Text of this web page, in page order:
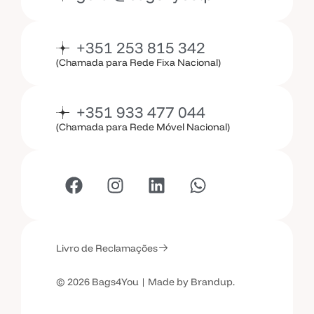
+351 253 815 342
(Chamada para Rede Fixa Nacional)
+351 933 477 044
(Chamada para Rede Móvel Nacional)
Livro de Reclamações
© 2026 Bags4You | Made by Brandup.